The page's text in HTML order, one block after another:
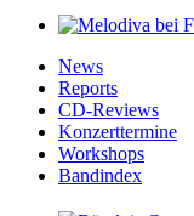
News
Reports
CD-Reviews
Konzerttermine
Workshops
Bandindex